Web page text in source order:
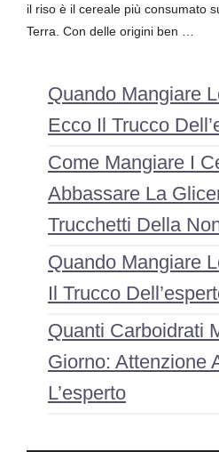
il riso è il cereale più consumato
Terra. Con delle origini ben …
Quando Mangiare
Ecco Il Trucco
Come Mangiare I
Abbassare La
Trucchetti Della
Quando Mangiare
Il Trucco
Quanti Carboidrati
Giorno: Attenzione
L’esperto